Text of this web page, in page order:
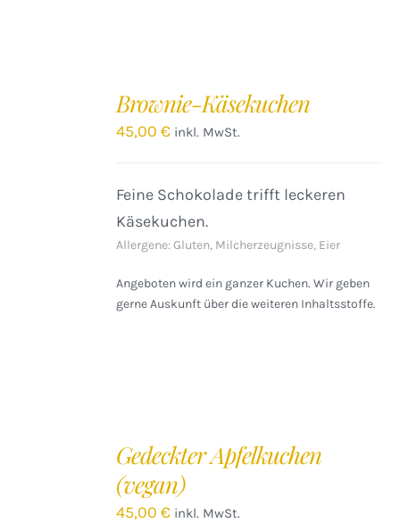
Brownie-Käsekuchen
45,00€ inkl. MwSt.
Feine Schokolade trifft leckeren
Käsekuchen.
Allergene: Gluten, Milcherzeugnisse, Eier
Angeboten wird ein ganzer Kuchen. Wir geben
gerne Auskunft über die weiteren Inhaltsstoffe.
Gedeckter Apfelkuchen
(vegan)
45,00€ inkl. MwSt.